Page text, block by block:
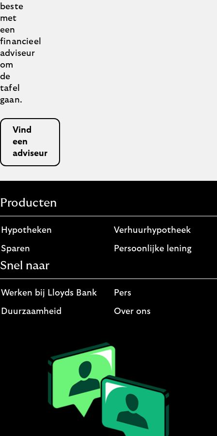
beste
met
een
financieel
adviseur
om
de
tafel
gaan.
Vind
een
adviseur
Producten
Hypotheken
Sparen
Verhuurhypotheek
Persoonlijke lening
Snel naar
Werken bij Lloyds Bank
Duurzaamheid
Pers
Over ons